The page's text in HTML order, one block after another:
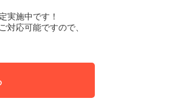
実施中です！
対応可能ですので、